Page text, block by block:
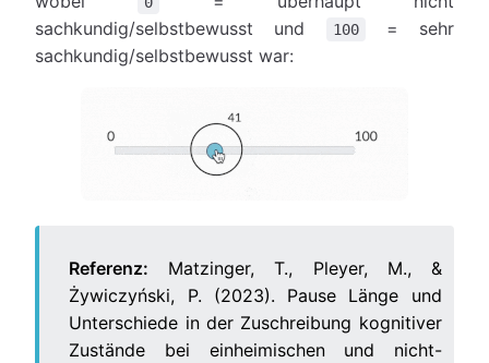
sachkundig/selbstbewusst und
100
= sehr
sachkundig/selbstbewusst war:
Referenz: Matzinger, T., Pleyer, M., &
Żywiczyński, P. (2023). Pause Länge und
Unterschiede in der Zuschreibung kognitiver
Zustände bei einheimischen und nicht-